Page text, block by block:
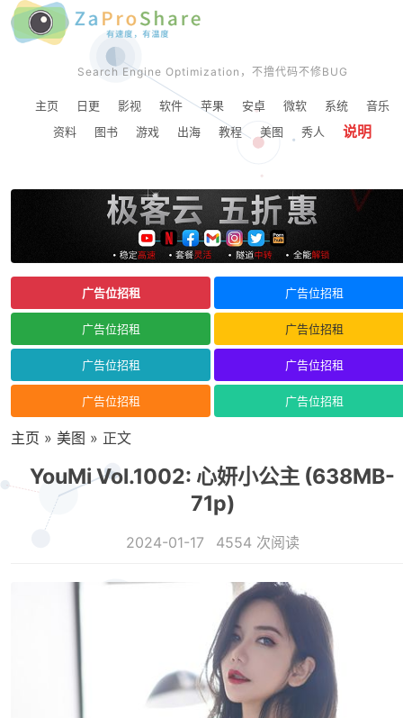
Search Engine Optimization，不撸代码不修BUG
主页 日更 影视 软件 苹果 安卓 微软 系统
音乐
资料
图书 游戏 出海 教程 美图 秀人 说明
广告位招租 广告位招租
广告位招租 广告位招租
广告位招租 广告位招租
广告位招租 广告位招租
主页 » 美图 » 正文
YouMi Vol.1002: 心妍小公主 (638MB-
71p)
2024-01-17 4554 次阅读